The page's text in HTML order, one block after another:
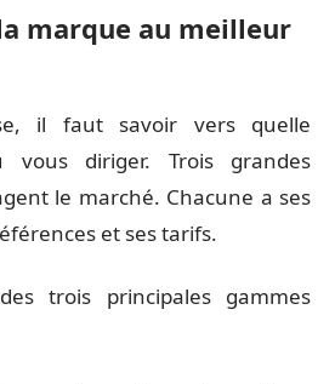
marque au meilleur
il faut savoir vers quelle
vous diriger. Trois grandes
le marché. Chacune a ses
et ses tarifs.
trois principales gammes